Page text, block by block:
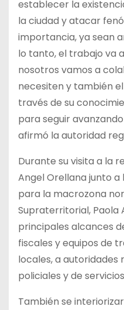
establecer la
la ciudad y atacar
importancia, ya sean
lo tanto, el trabajo va
nosotros vamos a
necesiten y también
través de su
para seguir
afirmó la autoridad
Durante su visita a la
Angel Orellana junto
para la macrozona
Supraterritorial, Paola
principales alcances
fiscales y equipos de
locales, a autoridades
policiales y de
También se